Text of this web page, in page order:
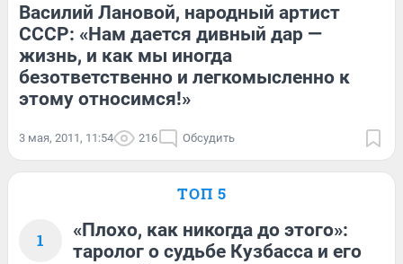
Василий Лановой, народный артист
СССР: «Нам дается дивный дар —
жизнь, и как мы иногда
безответственно и легкомысленно к
этому относимся!»
3 мая, 2011, 11:54 216 Обсудить
ТОП 5
1
«Плохо, как никогда до этого»:
таролог о судьбе Кузбасса и его